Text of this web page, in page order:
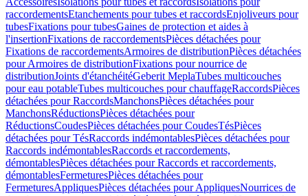
raccordementsEtanchements pour tubes et raccordsEnjoliveurs pour
tubesFixations pour tubesGaines de protection et aides à
l'insertionFixations de raccordementsPièces détachées pour
Fixations de raccordementsArmoires de distributionPièces détachées
pour Armoires de distributionFixations pour nourrice de
distributionJoints d'étanchéitéGeberit MeplaTubes multicouches
pour eau potableTubes multicouches pour chauffageRaccordsPièces
détachées pour RaccordsManchonsPièces détachées pour
ManchonsRéductionsPièces détachées pour
RéductionsCoudesPièces détachées pour CoudesTésPièces
détachées pour TésRaccords indémontablesPièces détachées pour
Raccords indémontablesRaccords et raccordements,
démontablesPièces détachées pour Raccords et raccordements,
démontablesFermeturesPièces détachées pour
FermeturesAppliquesPièces détachées pour AppliquesNourrices de